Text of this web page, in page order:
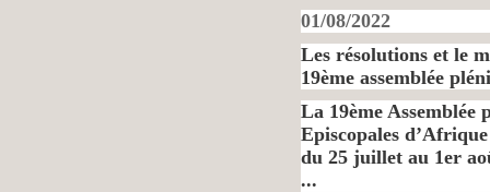
01/08/2022
Les résolutions et le
19ème assemblée
La 19ème Assemblée
Episcopales
du 25 juillet au 1er
...